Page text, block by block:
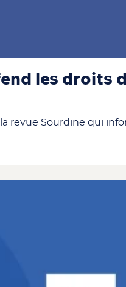
les droits
revue Sourdine qui